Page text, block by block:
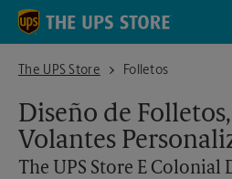
Skip to content
Return to Nav
The UPS Store
The UPS Store E Colonial Dr
Folletos
Diseño de
Volantes
The UPS Store E Colonial